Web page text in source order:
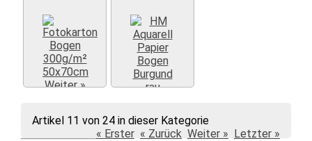
Weiter »
Weiter »
Artikel 11 von 24 in dieser Kategorie
« Erster « Zurück Weiter » Letzter »